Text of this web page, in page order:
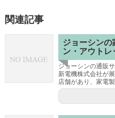
関連記事
ジョーシンの
ン・アウト
ジョーシンの通販
新電機株式会社が
店舗があり、家電